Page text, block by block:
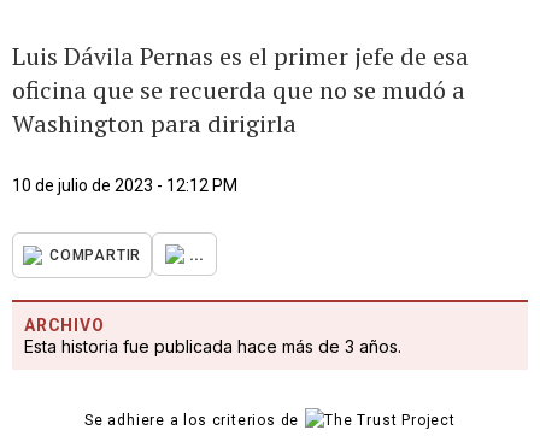
Luis Dávila Pernas es el primer jefe de esa
oficina que se recuerda que no se mudó a
Washington para dirigirla
10 de julio de 2023 - 12:12 PM
COMPARTIR ...
ARCHIVO
Esta historia fue publicada hace más de 3 años.
Se adhiere a los criterios de